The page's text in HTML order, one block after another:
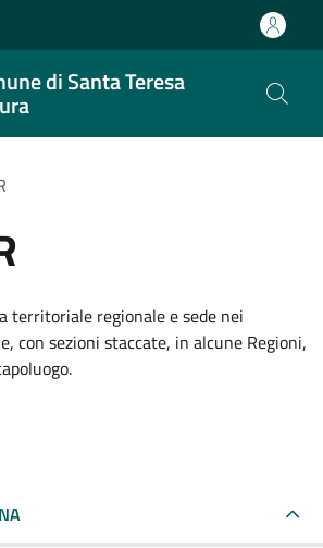
di Santa Teresa
territoriale regionale e sede nei
con sezioni staccate, in alcune Regioni,